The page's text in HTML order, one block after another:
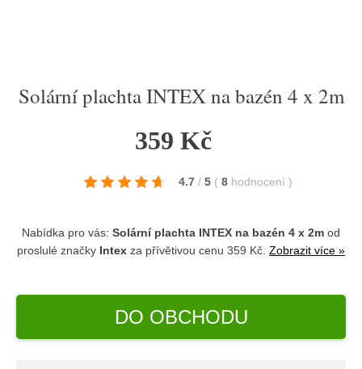
Solární plachta INTEX na bazén 4 x 2m
359 Kč
4.7 / 5 ( 8 hodnocení )
Nabídka pro vás: Solární plachta INTEX na bazén 4 x 2m od
proslulé značky Intex za přívětivou cenu 359 Kč. Zobrazit více »
DO OBCHODU